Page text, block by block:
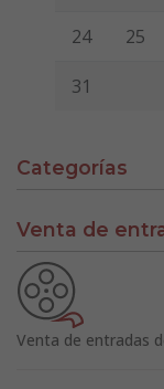
24 25
31
Categorías
Venta de
Venta de entradas